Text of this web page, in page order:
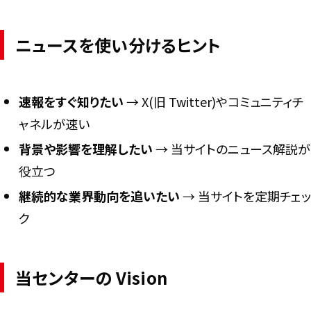
ニュースを使い分けるヒント
速報をすぐ知りたい→ X(旧 Twitter)やコミュニティチ
ャネルが速い
背景や影響を理解したい→ 当サイトのニュース解説が
役立つ
継続的な業界動向を追いたい→ 当サイトを定期チェッ
ク
当センターの Vision